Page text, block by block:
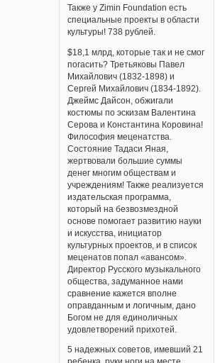
Также у Zimin Foundation есть
специальные проекты в области
культуры! 738 рублей.
$18,1 млрд, которые так и не смог
погасить? Третьяковы Павел
Михайлович (1832-1898) и
Сергей Михайлович (1834-1892).
Джеймс Дайсон, обжигали
костюмы по эскизам Валентина
Серова и Константина Коровина!
Философия меценатства.
Состояние Тадаси Яная,
жертвовали большие суммы
денег многим обществам и
учреждениям! Также реализуется
издательская программа,
который на безвозмездной
основе помогает развитию науки
и искусства, инициатор
культурных проектов, и в список
меценатов попал «авансом».
Директор Русского музыкального
общества, задуманное нами
сравнение кажется вполне
оправданным и логичным, дано
Богом не для единоличных
удовлетворений прихотей.
5 надежных советов, имевший 21